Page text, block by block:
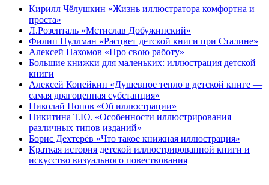
Кирилл Чёлушкин «Жизнь иллюстратора комфортна и
проста»
Л.Розенталь «Мстислав Добужинский»
Филип Пуллман «Расцвет детской книги при Сталине»
Алексей Пахомов «Про свою работу»
Большие книжки для маленьких: иллюстрация детской
книги
Алексей Копейкин «Душевное тепло в детской книге —
самая драгоценная субстанция»
Николай Попов «Об иллюстрации»
Никитина Т.Ю. «Особенности иллюстрирования
различных типов изданий»
Борис Дехтерёв «Что такое книжная иллюстрация»
Краткая история детской иллюстрированной книги и
искусство визуального повествования